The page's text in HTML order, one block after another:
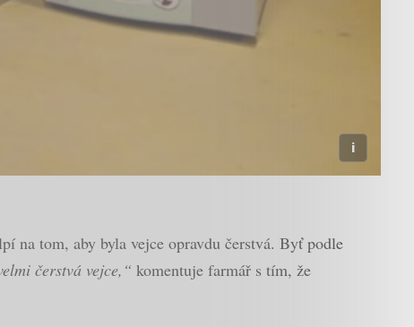
na tom, aby byla vejce opravdu čerstvá. Byť podle
čerstvá vejce,“ komentuje farmář s tím, že